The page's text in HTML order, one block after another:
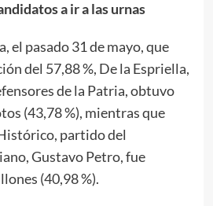
a ir a las urnas
el pasado 31 de mayo, que
del 57,88 %, De la Espriella,
de la Patria, obtuvo
(43,78 %), mientras que
partido del
Gustavo Petro, fue
(40,98 %).